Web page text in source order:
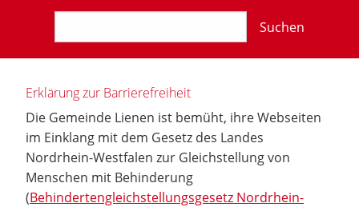
Suchen
Erklärung zur Barrierefreiheit
Die Gemeinde Lienen ist bemüht, ihre Webseiten
im Einklang mit dem Gesetz des Landes
Nordrhein-Westfalen zur Gleichstellung von
Menschen mit Behinderung
(Behindertengleichstellungsgesetz Nordrhein-